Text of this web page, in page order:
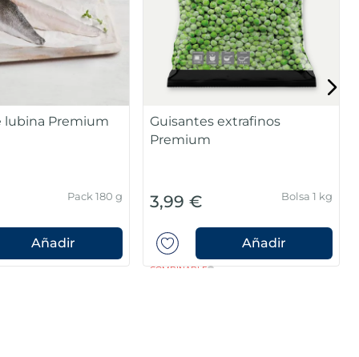
salmón noruego
Pack 4 x 125 g
Añadir
Filetes de salmón Premium
13,99 € Pack 4u 400 g
Añadir